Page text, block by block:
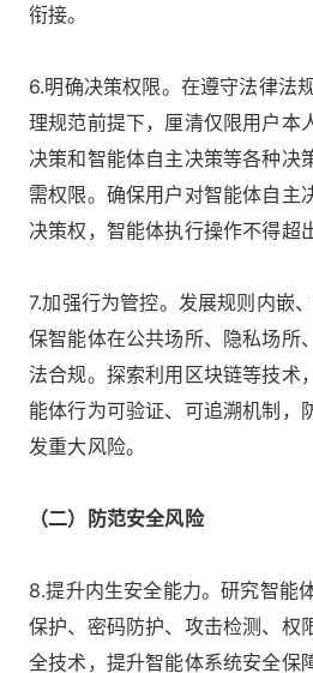
衔接。
6.明确决策权限。在遵守法律法
理规范前提下，厘清仅限用户本
决策和智能体自主决策等各种决
需权限。确保用户对智能体自主
决策权，智能体执行操作不得超
7.加强行为管控。发展规则内嵌
保智能体在公共场所、隐私场所
法合规。探索利用区块链等技术
能体行为可验证、可追溯机制，
发重大风险。
（二）防范安全风险
8.提升内生安全能力。研究智能
保护、密码防护、攻击检测、权
全技术，提升智能体系统安全保